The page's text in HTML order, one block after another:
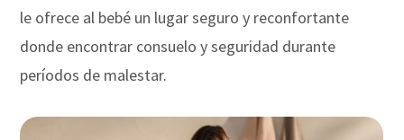
le ofrece al bebé un lugar seguro y reconfortante
donde encontrar consuelo y seguridad durante
períodos de malestar.